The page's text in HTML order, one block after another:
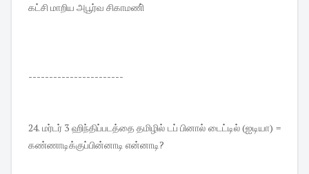
கட்சி மாறிய அபூர்வ சிகாமணி்
-----------------------
24. மர்டர் 3 ஹிந்திப்படத்தை தமிழில் டப் பினால் டைட்டில் (ஐடியா) =
கண்ணாடிக்குப்பின்னாடி என்னாடி?